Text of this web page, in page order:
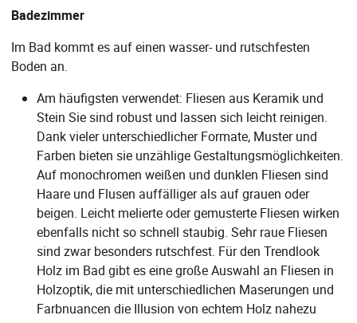
Badezimmer
Im Bad kommt es auf einen wasser- und rutschfesten
Boden an.
Am häufigsten verwendet: Fliesen aus Keramik und
Stein Sie sind robust und lassen sich leicht reinigen.
Dank vieler unterschiedlicher Formate, Muster und
Farben bieten sie unzählige Gestaltungsmöglichkeiten.
Auf monochromen weißen und dunklen Fliesen sind
Haare und Flusen auffälliger als auf grauen oder
beigen. Leicht melierte oder gemusterte Fliesen wirken
ebenfalls nicht so schnell staubig. Sehr raue Fliesen
sind zwar besonders rutschfest. Für den Trendlook
Holz im Bad gibt es eine große Auswahl an Fliesen in
Holzoptik, die mit unterschiedlichen Maserungen und
Farbnuancen die Illusion von echtem Holz nahezu